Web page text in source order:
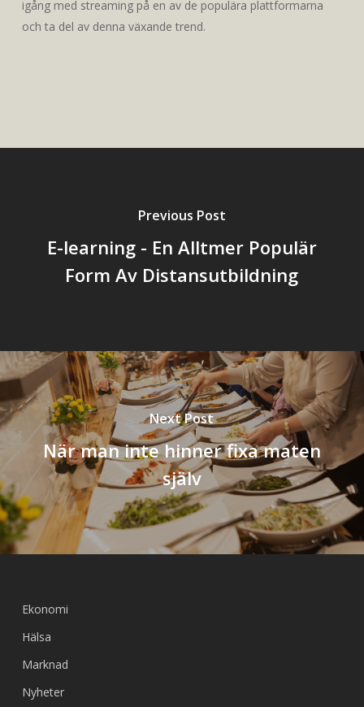
igång med streaming på en av de populära plattformarna
och ta del av denna växande trend.
Previous Post
E-learning - En Alltmer Populär
Form Av Distansutbildning
Next Post
När man inte hinner fixa maten
själv
Ekonomi
Hälsa
Marknad
Nyheter